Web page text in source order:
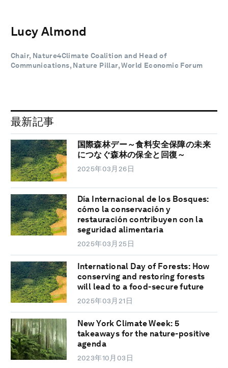
Lucy Almond
Chair, Nature4Climate Coalition and Head of
Communications, Nature Pillar, World Economic Forum
最新記事
国際森林デー～食料安全保障の未来
につなぐ森林の保全と回復～
2025年03月26日
Día Internacional de los Bosques:
cómo la conservación y
restauración contribuyen con la
seguridad alimentaria
2025年03月25日
International Day of Forests: How
conserving and restoring forests
will lead to a food-secure future
2025年03月21日
New York Climate Week: 5
takeaways for the nature-positive
agenda
2023年10月03日